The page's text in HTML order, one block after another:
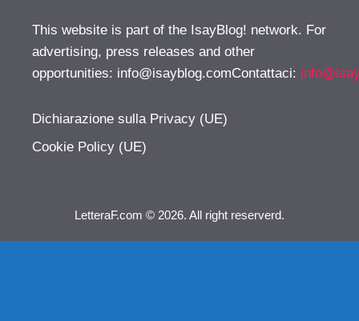
This website is part of the IsayBlog! network. For
advertising, press releases and other
opportunities: info@isayblog.comContattaci:
Dichiarazione sulla Privacy (UE)
Cookie Policy (UE)
LetteraF.com © 2026. All right reserverd.